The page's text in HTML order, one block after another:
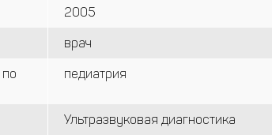
2005
врач
педиатрия
Ультразвуковая диагностика